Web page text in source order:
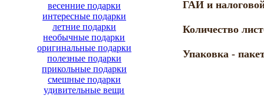
весенние подарки
интересные подарки
летние подарки
необычные подарки
оригинальные подарки
полезные подарки
прикольные подарки
смешные подарки
удивительные вещи
ГАИ и
Количество
Упаковка -